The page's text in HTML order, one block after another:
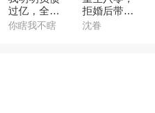
过亿，全县
却求着投资
你瞎我不瞎
拒婚后带球
嫁硬汉军少
沈眷